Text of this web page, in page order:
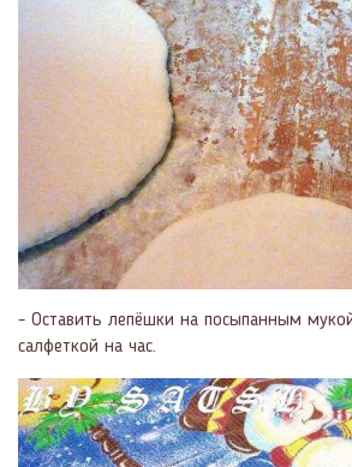
- Оставить лепёшки на посыпанным
салфеткой на час.